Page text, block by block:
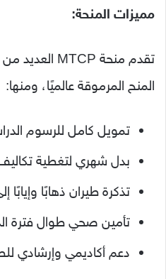
مميزات المنحة:
تقدم منحة MTCP العديد من
المنح المرموقة عالميًا، ومنها:
تمويل كامل للرسوم
بدل شهري لتغطية
تذكرة طيران ذهابًا وإيابًا
تأمين صحي طوال فترة
دعم أكاديمي وإرشادي